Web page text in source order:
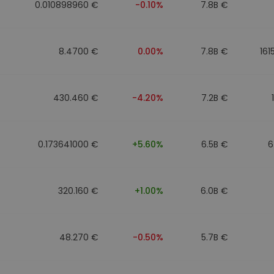
0.010898960 € -0.10% 7.8B €
8.4700 € 0.00% 7.8B €
430.460 € -4.20% 7.2B €
0.173641000 € +5.60% 6.5B €
320.160 € +1.00% 6.0B €
48.270 € -0.50% 5.7B €